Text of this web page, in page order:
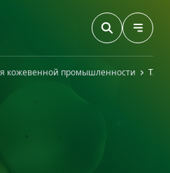
кожевенной промышленности Тиосульфат Натрия * 5H2O